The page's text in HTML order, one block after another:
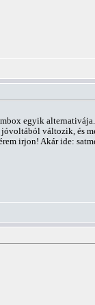
egyik
változik, és
irjon! Akár ide: